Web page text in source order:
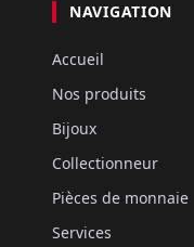
NAVIGATION
Accueil
Nos produits
Bijoux
Collectionneur
Pièces de monnaie
Services